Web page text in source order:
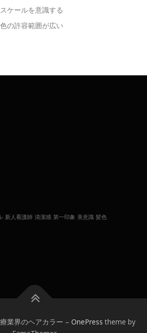
ケールを意識する
の許容範囲が広い
新人看護師 清潔感 第一印象 美意識 髪色
業界のヘアカラー – OnePress theme by